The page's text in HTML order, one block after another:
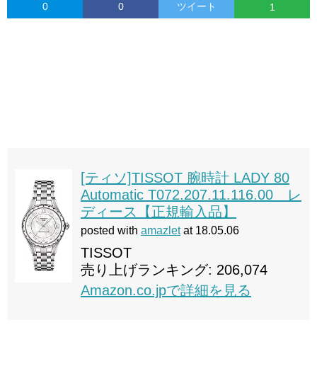
0 0 ツイート 1
[ティソ]TISSOT 腕時計 LADY 80
Automatic T072.207.11.116.00 レ
ディース【正規輸入品】
posted with amazletat 18.05.06
TISSOT
売り上げランキング: 206,074
Amazon.co.jpで詳細を見る